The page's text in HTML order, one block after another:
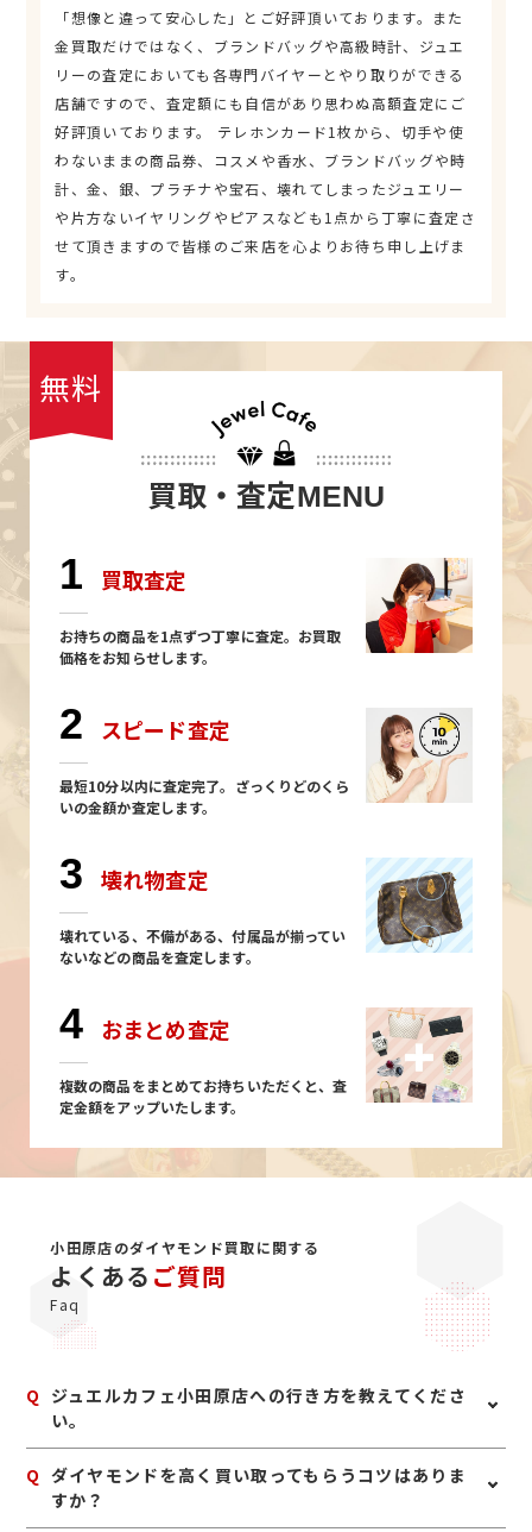
「想像と違って安心した」とご好評頂いております。また
金買取だけではなく、ブランドバッグや高級時計、ジュエ
リーの査定においても各専門バイヤーとやり取りができる
店舗ですので、査定額にも自信があり思わぬ高額査定にご
好評頂いております。 テレホンカード1枚から、切手や使
わないままの商品券、コスメや香水、ブランドバッグや時
計、金、銀、プラチナや宝石、壊れてしまったジュエリー
や片方ないイヤリングやピアスなども1点から丁寧に査定さ
せて頂きますので皆様のご来店を心よりお待ち申し上げま
す。
無料
買取・査定MENU
1 買取査定
お持ちの商品を1点ずつ丁寧に査定。お買取
価格をお知らせします。
2 スピード査定
最短10分以内に査定完了。ざっくりどのくら
いの金額か査定します。
3 壊れ物査定
壊れている、不備がある、付属品が揃ってい
ないなどの商品を査定します。
4 おまとめ査定
複数の商品をまとめてお持ちいただくと、査
定金額をアップいたします。
小田原店のダイヤモンド買取に関する
よくある ご質問
Faq
Q ジュエルカフェ小田原店への行き方を教えてくださ
い。
A 小田急線「小田原駅」東口を出て魚力食堂さんを左手に
直進、道なりに進んでいただきます。左手にローソンが
ございますので、こちらも道なりに進み、錦通りをに入
Q ダイヤモンドを高く買い取ってもらうコツはありま
すか？